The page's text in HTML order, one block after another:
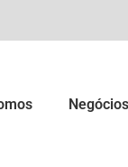
Negócios